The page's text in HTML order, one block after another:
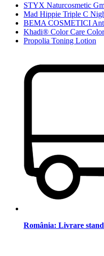
STYX Naturcosmetic
Mad Hippie Triple C
BEMA COSMETICI
Khadi® Color Care
Propolia Toning Lotion
România: Livrare